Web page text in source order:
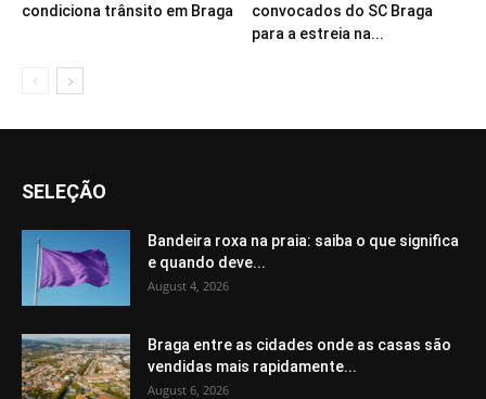
condiciona trânsito em Braga
convocados do SC Braga
para a estreia na...
SELEÇÃO
Bandeira roxa na praia: saiba o que significa
e quando deve...
August 4, 2026
Braga entre as cidades onde as casas são
vendidas mais rapidamente...
August 6, 2026